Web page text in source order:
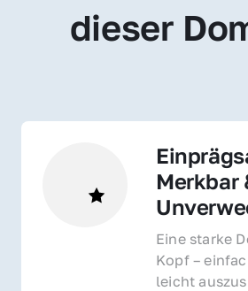
dieser
Merkbar
Eine starke
Kopf –
leicht